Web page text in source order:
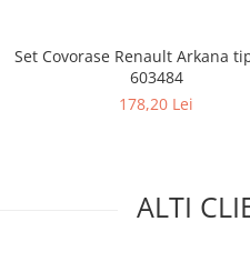
Set Covorase Renault Arkana
603484
178,20 Lei
ALTI